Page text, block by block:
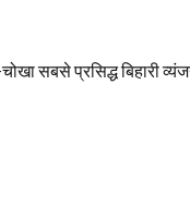
सबसे प्रसिद्ध बिहारी